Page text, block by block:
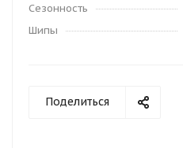
Сезонность
Шипы
Поделиться